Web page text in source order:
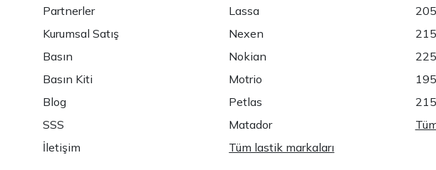
Partnerler
Kurumsal Satış
Basın
Basın Kiti
Blog
SSS
İletişim
Lassa
Nexen
Nokian
Motrio
Petlas
Matador
Tüm lastik markaları